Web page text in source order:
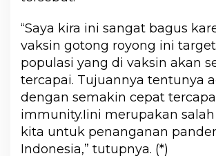
“Saya kira ini sangat bagus
vaksin gotong royong ini
populasi yang di vaksin akan
tercapai. Tujuannya tentunya
dengan semakin cepat
immunity.Iini merupakan salah
kita untuk penanganan
Indonesia,” tutupnya. (*)